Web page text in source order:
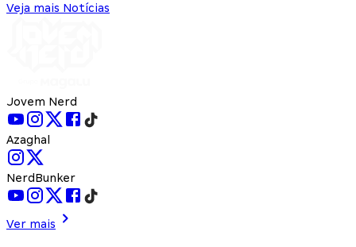
Veja mais Notícias
Jovem Nerd
Azaghal
NerdBunker
Ver mais